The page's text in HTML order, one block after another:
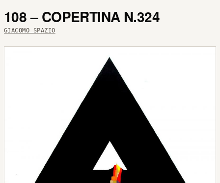
108 – COPERTINA N.324
GIACOMO SPAZIO